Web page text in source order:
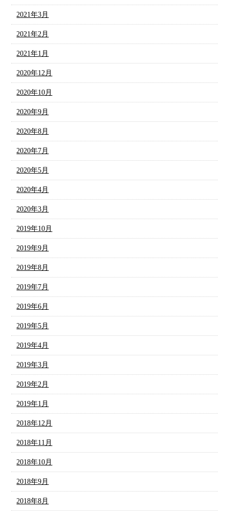
2021年3月
2021年2月
2021年1月
2020年12月
2020年10月
2020年9月
2020年8月
2020年7月
2020年5月
2020年4月
2020年3月
2019年10月
2019年9月
2019年8月
2019年7月
2019年6月
2019年5月
2019年4月
2019年3月
2019年2月
2019年1月
2018年12月
2018年11月
2018年10月
2018年9月
2018年8月